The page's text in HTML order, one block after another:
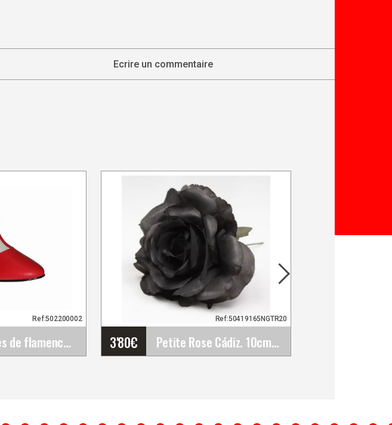
Ecrire un commentaire
Chaussures de flamenco rouges avec lanière
Ref:502200002
3'80€ Petite Rose Cádiz. 10cm. Noir. TR20
Ref:50419165NGTR20